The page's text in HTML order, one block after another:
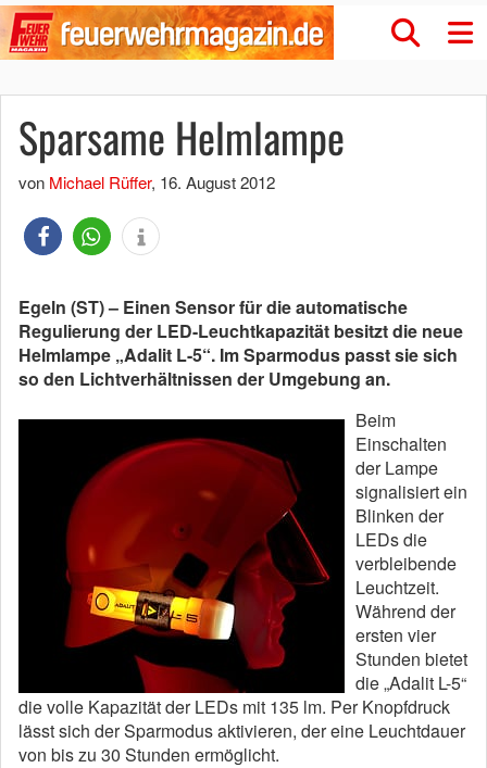
Sparsame Helmlampe
von Michael Rüffer, 16. August 2012
Egeln (ST) – Einen Sensor für die automatische
Regulierung der LED-Leuchtkapazität besitzt die neue
Helmlampe „Adalit L-5“. Im Sparmodus passt sie sich
so den Lichtverhältnissen der Umgebung an.
Beim
Einschalten
der Lampe
signalisiert ein
Blinken der
LEDs die
verbleibende
Leuchtzeit.
Während der
ersten vier
Stunden bietet
die „Adalit L-5“
die volle Kapazität der LEDs mit 135 lm. Per Knopfdruck
lässt sich der Sparmodus aktivieren, der eine Leuchtdauer
von bis zu 30 Stunden ermöglicht.